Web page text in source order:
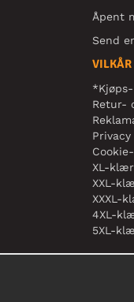
Åpent
Send
VILKÅR
Retur-
XL-klær
XXL-
XXXL-
4XL-
5XL-